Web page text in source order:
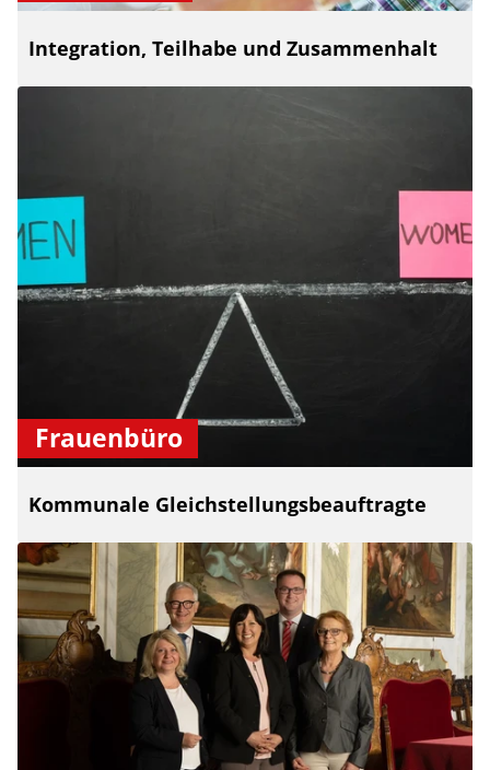
Integration, Teilhabe und Zusammenhalt
Frauenbüro
Kommunale Gleichstellungsbeauftragte